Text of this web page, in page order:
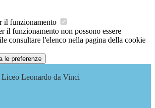
il funzionamento
il funzionamento non possono essere
consultare l'elenco nella pagina della cookie
le preferenze
Liceo Leonardo da Vinci